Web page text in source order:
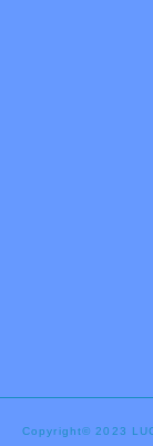
Copyright© 2023